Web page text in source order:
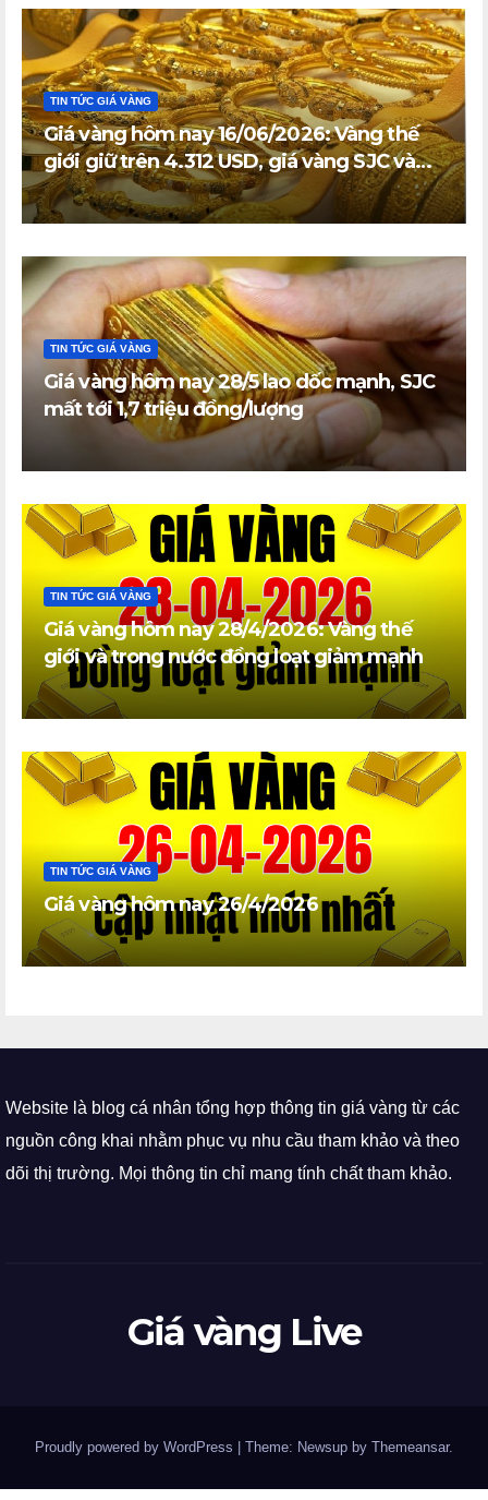
TIN TỨC GIÁ VÀNG
Giá vàng hôm nay 16/06/2026: Vàng thế
giới giữ trên 4.312 USD, giá vàng SJC và
vàng nhẫn trong nước đi ngang
TIN TỨC GIÁ VÀNG
Giá vàng hôm nay 28/5 lao dốc mạnh, SJC
mất tới 1,7 triệu đồng/lượng
TIN TỨC GIÁ VÀNG
Giá vàng hôm nay 28/4/2026: Vàng thế
giới và trong nước đồng loạt giảm mạnh
TIN TỨC GIÁ VÀNG
Giá vàng hôm nay 26/4/2026
Website là blog cá nhân tổng hợp thông tin giá vàng từ các
nguồn công khai nhằm phục vụ nhu cầu tham khảo và theo
dõi thị trường. Mọi thông tin chỉ mang tính chất tham khảo.
Giá vàng Live
Proudly powered by WordPress Theme: Newsup by Themeansar.